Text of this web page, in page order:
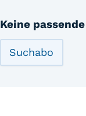
Keine
Suchabo